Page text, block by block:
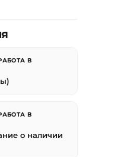
В
В
о наличии